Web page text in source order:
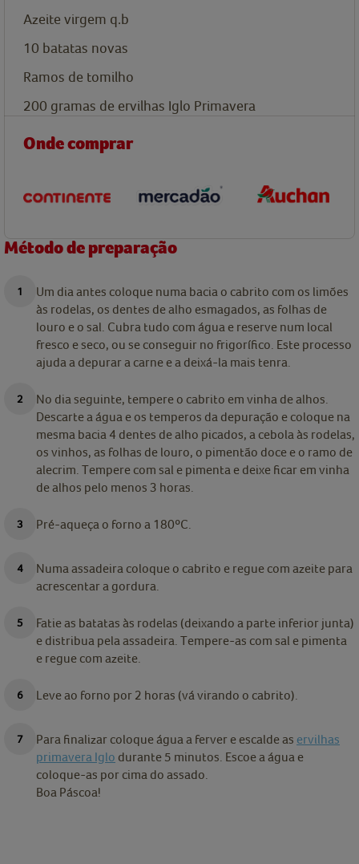
Azeite virgem q.b
10 batatas novas
Ramos de tomilho
200 gramas de ervilhas Iglo Primavera
Onde comprar
Método de preparação
Um dia antes coloque numa bacia o cabrito com os limões
às rodelas, os dentes de alho esmagados, as folhas de
louro e o sal. Cubra tudo com água e reserve num local
fresco e seco, ou se conseguir no frigorífico. Este processo
ajuda a depurar a carne e a deixá-la mais tenra.
No dia seguinte, tempere o cabrito em vinha de alhos.
Descarte a água e os temperos da depuração e coloque na
mesma bacia 4 dentes de alho picados, a cebola às rodelas,
os vinhos, as folhas de louro, o pimentão doce e o ramo de
alecrim. Tempere com sal e pimenta e deixe ficar em vinha
de alhos pelo menos 3 horas.
Pré-aqueça o forno a 180ºC.
Numa assadeira coloque o cabrito e regue com azeite para
acrescentar a gordura.
Fatie as batatas às rodelas (deixando a parte inferior junta)
e distribua pela assadeira. Tempere-as com sal e pimenta
e regue com azeite.
Leve ao forno por 2 horas (vá virando o cabrito).
Para finalizar coloque água a ferver e escalde as ervilhas
primavera Iglo durante 5 minutos. Escoe a água e
coloque-as por cima do assado.
Boa Páscoa!